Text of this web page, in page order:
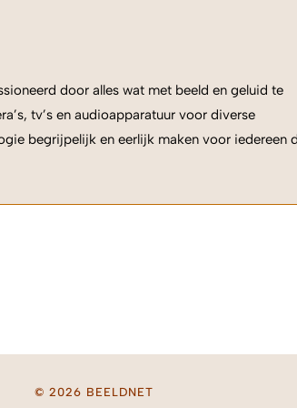
door alles wat met beeld en geluid te
tv’s en audioapparatuur voor diverse
begrijpelijk en eerlijk maken voor iedereen
© 2026 BEELDNET